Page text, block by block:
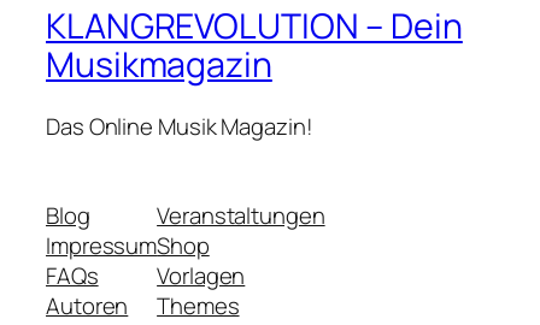
KLANGREVOLUTION – Dein
Musikmagazin
Das Online Musik Magazin!
Blog
Impressum
FAQs
Autoren
Veranstaltungen
Shop
Vorlagen
Themes